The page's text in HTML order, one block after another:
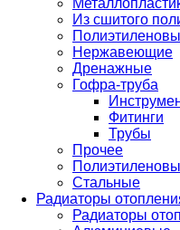
Из сшитого
Нержавеющие
Дренажные
Гофра-труба
Фитинги
Трубы
Прочее
Стальные
Радиаторы
Радиаторы